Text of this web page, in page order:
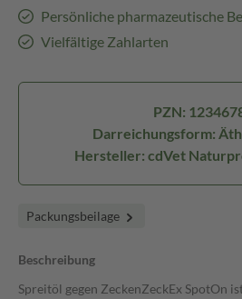
Persönliche pharmazeutische
Vielfältige Zahlarten
PZN:
Darreichungsform:
Hersteller: cdVet
Packungsbeilage
Beschreibung
Spreitöl gegen ZeckenZeckEx SpotOn